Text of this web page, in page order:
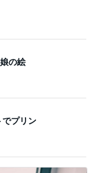
プリン